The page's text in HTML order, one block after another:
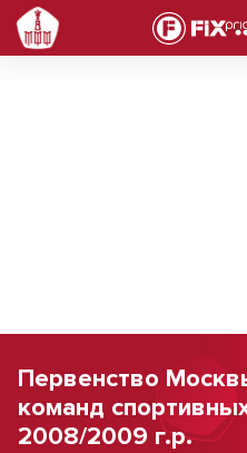
Первенство
команд
2008/2009 г.р.